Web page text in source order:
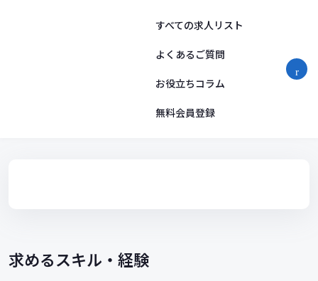
すべての求人リスト
よくあるご質問
お役立ちコラム
無料会員登録
求めるスキル・経験